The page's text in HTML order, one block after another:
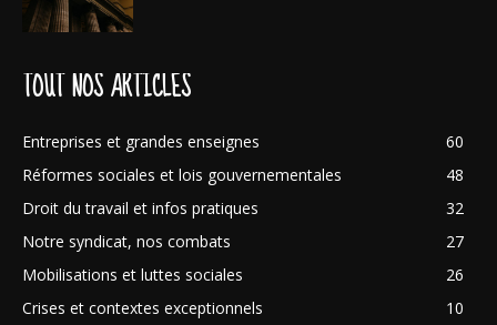
TOUT NOS ARTICLES
Entreprises et grandes enseignes
60
Réformes sociales et lois gouvernementales
48
Droit du travail et infos pratiques
32
Notre syndicat, nos combats
27
Mobilisations et luttes sociales
26
Crises et contextes exceptionnels
10